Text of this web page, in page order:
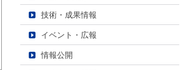
技術・成果情報
イベント・広報
情報公開